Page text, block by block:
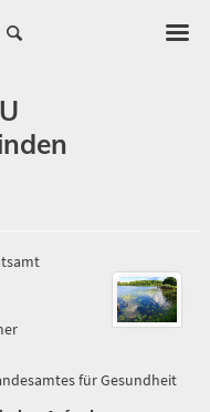
für Gesundheit